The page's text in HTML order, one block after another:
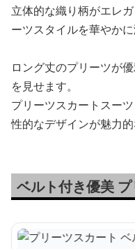
立体的な織り柄がエレ
ーツスタイルを華やかに
ロング丈のプリーツが
を見せます。
プリーツスカートスー
性的なデザインが魅力
ベルト付き優美